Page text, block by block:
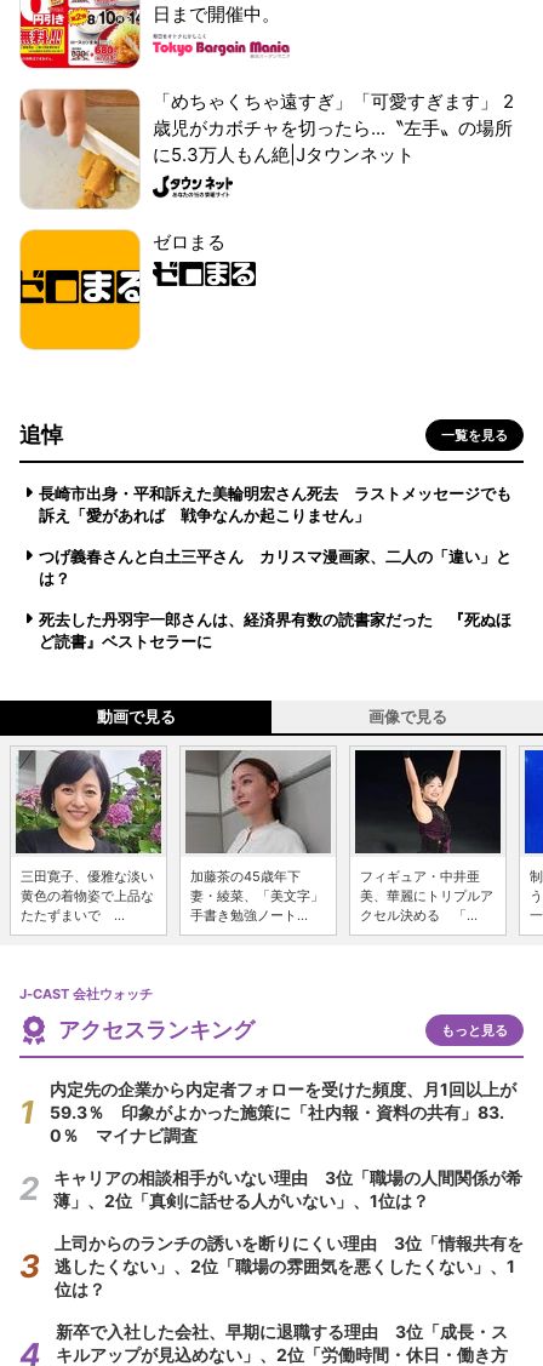
日まで開催中。
「めちゃくちゃ遠すぎ」「可愛すぎます」 2
歳児がカボチャを切ったら...〝左手〟の場所
に5.3万人もん絶|Jタウンネット
ゼロまる
追悼 一覧を見る
長崎市出身・平和訴えた美輪明宏さん死去 ラストメッセージでも
訴え「愛があれば 戦争なんか起こりません」
つげ義春さんと白土三平さん カリスマ漫画家、二人の「違い」と
は？
死去した丹羽宇一郎さんは、経済界有数の読書家だった 『死ぬほ
ど読書』ベストセラーに
動画で見る 画像で見る
三田寛子、優雅な淡い
黄色の着物姿で上品な
たたずまいで ...
加藤茶の45歳年下
妻・綾菜、「美文字」
手書き勉強ノート...
フィギュア・中井亜
美、華麗にトリプルア
クセル決める 「...
J-CAST 会社ウォッチ
アクセスランキング もっと見る
内定先の企業から内定者フォローを受けた頻度、月1回以上が
59.3％ 印象がよかった施策に「社内報・資料の共有」83.
0％ マイナビ調査
キャリアの相談相手がいない理由 3位「職場の人間関係が希
薄」、2位「真剣に話せる人がいない」、1位は？
上司からのランチの誘いを断りにくい理由 3位「情報共有を
逃したくない」、2位「職場の雰囲気を悪くしたくない」、1
位は？
新卒で入社した会社、早期に退職する理由 3位「成長・ス
キルアップが見込めない」、2位「労働時間・休日・働き方